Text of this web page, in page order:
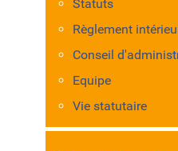
Statuts
Règlement
Conseil
Equipe
Vie statutaire